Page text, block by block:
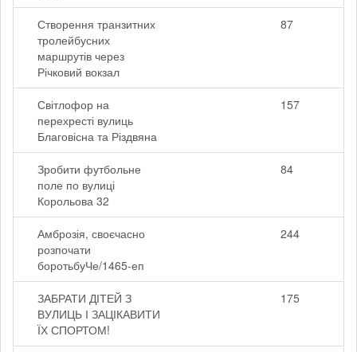
Створення транзитних
тролейбусних
маршрутів через
Річковий вокзал
87
Світлофор на
перехресті вулиць
Благовісна та Різдвяна
157
Зробити футбольне
поле по вулиці
Корольова 32
84
Амброзія, своєчасно
розпочати
боротьбуЧе/1465-еп
244
ЗАБРАТИ ДІТЕЙ З
ВУЛИЦЬ І ЗАЦІКАВИТИ
ЇХ СПОРТОМ!
175